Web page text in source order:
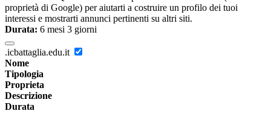
proprietà di Google) per aiutarti a costruire un profilo dei tuoi
interessi e mostrarti annunci pertinenti su altri siti.
Durata: 6 mesi 3 giorni
.icbattaglia.edu.it
Nome
Tipologia
Proprieta
Descrizione
Durata